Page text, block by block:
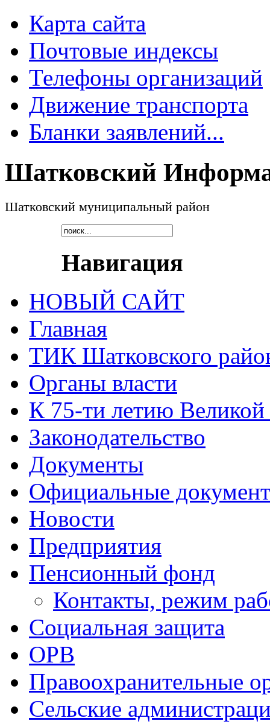
Карта сайта
Почтовые индексы
Телефоны организаций
Движение транспорта
Бланки заявлений...
Шатковский
Шатковский муниципальный район
Навигация
НОВЫЙ САЙТ
Главная
ТИК Шатковского
Органы власти
К 75-ти летию
Законодательство
Документы
Официальные
Новости
Предприятия
Пенсионный фонд
Контакты, режим
Социальная защита
ОРВ
Правоохранительные
Сельские